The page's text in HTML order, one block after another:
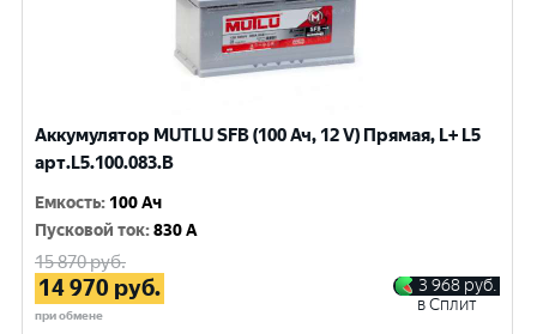
Аккумулятор MUTLU SFB (100 Ач, 12 V) Прямая, L+ L5
арт.L5.100.083.B
Емкость: 100 Ач
Пусковой ток:830 A
15 870руб.
14 970 руб.
при обмене
3 968 руб.
в Сплит